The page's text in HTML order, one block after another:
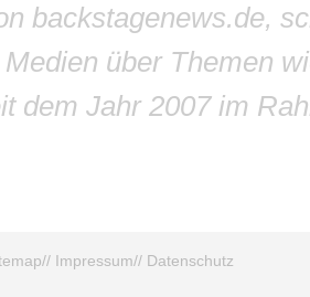
backstagenews.de,
über Themen
dem Jahr 2007 im
// Impressum// Datenschutz